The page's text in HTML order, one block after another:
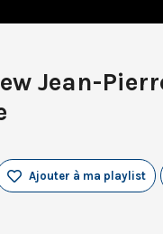
Jean-
Ajouter à ma playlist